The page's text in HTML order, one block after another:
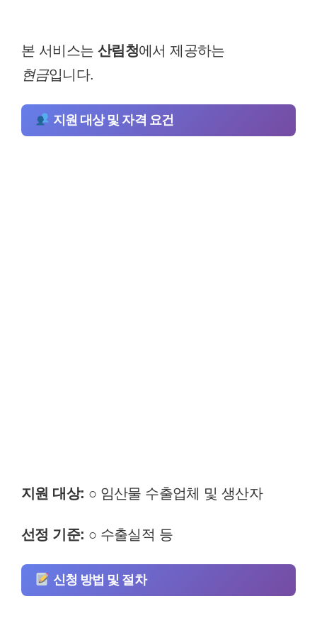
본 서비스는 산림청에서 제공하는
현금입니다.
지원 대상 및 자격 요건
지원 대상: ○ 임산물 수출업체 및 생산자
선정 기준: ○ 수출실적 등
신청 방법 및 절차